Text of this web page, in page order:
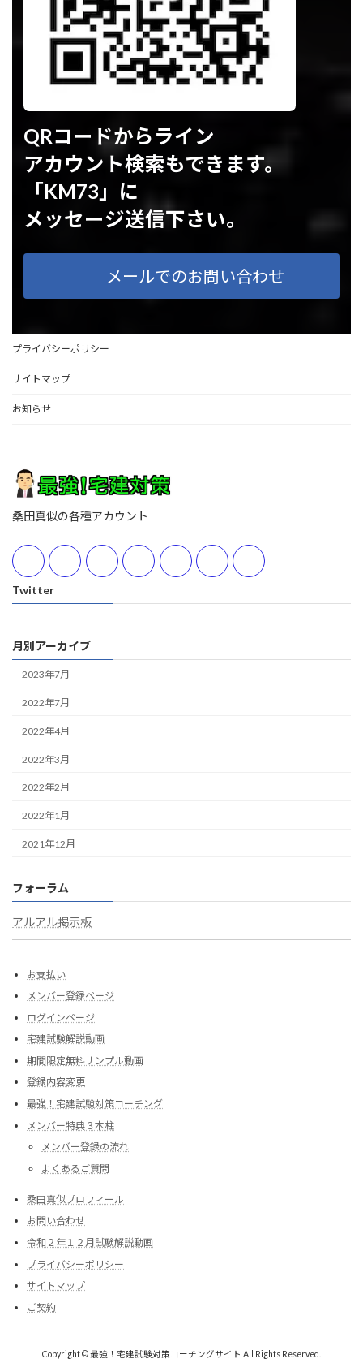
QRコードからライン
アカウント検索もできます。
「KM73」に
メッセージ送信下さい。
メールでのお問い合わせ
プライバシーポリシー
サイトマップ
お知らせ
桑田真似の各種アカウント
Twitter
月別アーカイブ
2023年7月
2022年7月
2022年4月
2022年3月
2022年2月
2022年1月
2021年12月
フォーラム
アルアル掲示板
お支払い
メンバー登録ページ
ログインページ
宅建試験解説動画
期間限定無料サンプル動画
登録内容変更
最強！宅建試験対策コーチング
メンバー特典３本柱
メンバー登録の流れ
よくあるご質問
桑田真似プロフィール
お問い合わせ
令和２年１２月試験解説動画
プライバシーポリシー
サイトマップ
ご契約
Copyright © 最強！宅建試験対策コーチングサイト All Rights Reserved.